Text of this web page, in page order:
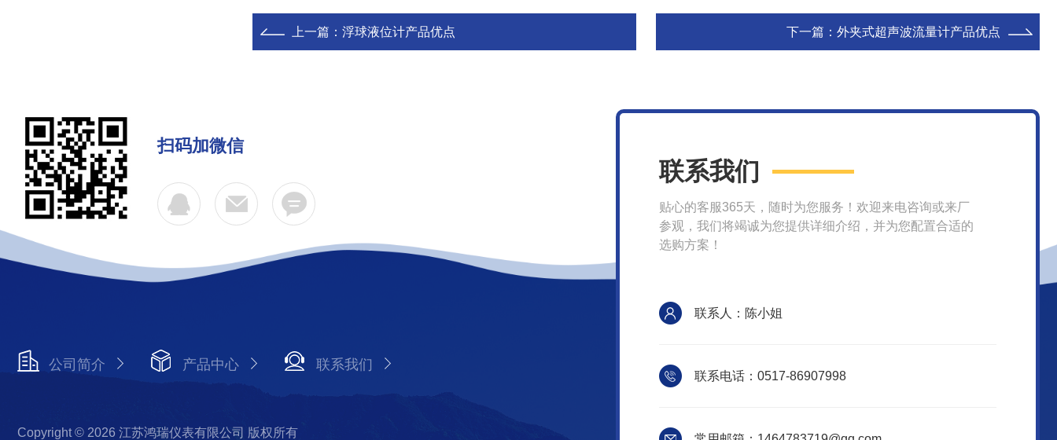
上一篇： 浮球液位计产品优点 下一篇： 外夹式超声波流量计产品优点
扫码加微信
公司简介 产品中心 联系我们
Copyright © 2026 江苏鸿瑞仪表有限公司 版权所有
联系我们
贴心的客服365天，随时为您服务！欢迎来电咨询或来厂
参观，我们将竭诚为您提供详细介绍，并为您配置合适的
选购方案！
联系人：陈小姐
联系电话：0517-86907998